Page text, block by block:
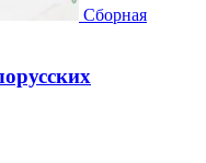
Сборная